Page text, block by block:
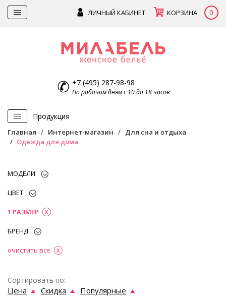
ЛИЧНЫЙ КАБИНЕТ КОРЗИНА 0
+7 (495) 287-98-98
По рабочим дням с 10 до 18 часов
Продукция
Главная Интернет-магазин
Для сна и отдыха
Одежда для дома
МОДЕЛИ
ЦВЕТ
1 РАЗМЕР
БРЕНД
очистить все
Сортировать по:
Цена Скидка Популярные